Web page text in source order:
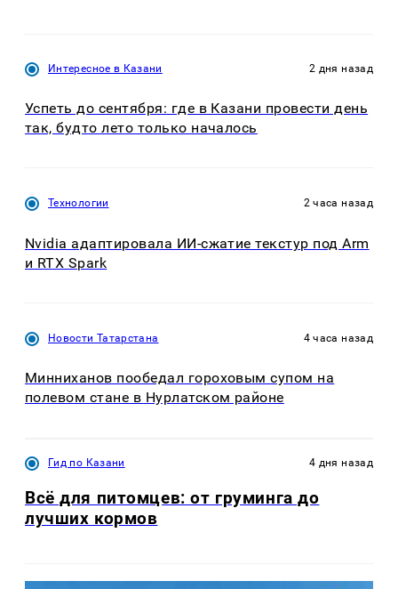
Интересное в Казани 2 дня назад
Успеть до сентября: где в Казани провести день
так, будто лето только началось
Технологии 2 часа назад
Nvidia адаптировала ИИ-сжатие текстур под Arm
и RTX Spark
Новости Татарстана 4 часа назад
Минниханов пообедал гороховым супом на
полевом стане в Нурлатском районе
Гид по Казани 4 дня назад
Всё для питомцев: от груминга до
лучших кормов